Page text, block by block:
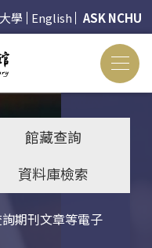
學 English ASK NCHU
館藏查詢
資料庫檢索
期刊文章等電子